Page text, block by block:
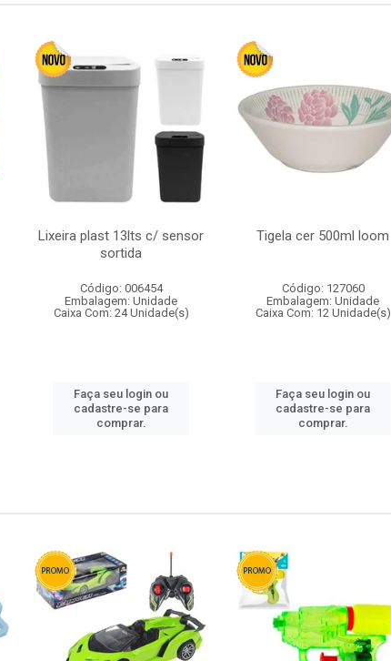
Lixeira plast 13lts c/ sensor
sortida
Código: 006454
Embalagem: Unidade
Caixa Com: 24 Unidade(s)
Faça seu login ou
cadastre-se para
comprar.
Tigela cer 500ml loom
Código: 127060
Embalagem: Unidade
Caixa Com: 12 Unidade(s)
Faça seu login ou
cadastre-se para
comprar.